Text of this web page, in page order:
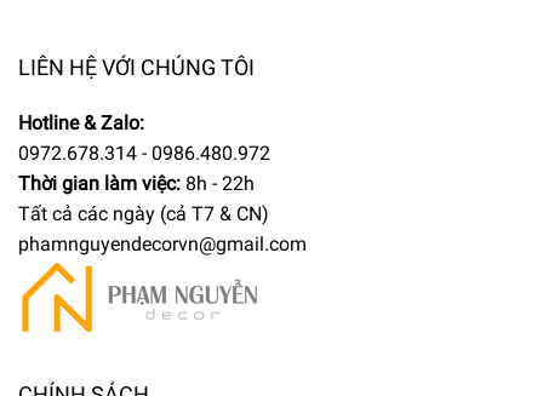
LIÊN HỆ VỚI CHÚNG TÔI
Hotline & Zalo:
0972.678.314 - 0986.480.972
Thời gian làm việc: 8h - 22h
Tất cả các ngày (cả T7 & CN)
phamnguyendecorvn@gmail.com